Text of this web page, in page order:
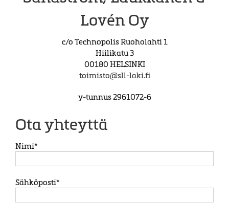
Lovén Oy
c/o Technopolis Ruoholahti 1
Hiilikatu 3
00180 HELSINKI
toimisto@sll-laki.fi
y-tunnus 2961072-6
Ota yhteyttä
Nimi*
Sähköposti*